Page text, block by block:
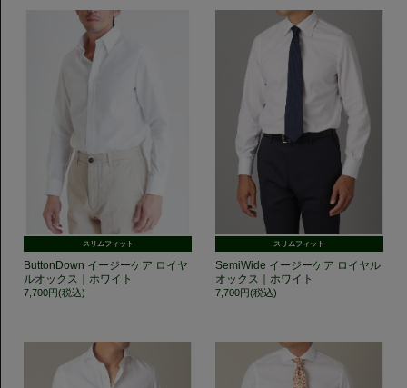
スリムフィット
ButtonDown イージーケア ロイヤ
ルオックス｜ホワイト
7,700円(税込)
スリムフィット
SemiWide イージーケア ロイヤル
オックス｜ホワイト
7,700円(税込)